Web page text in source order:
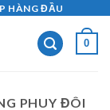
HÀNG ĐẦU
0
PHUY ĐÔI